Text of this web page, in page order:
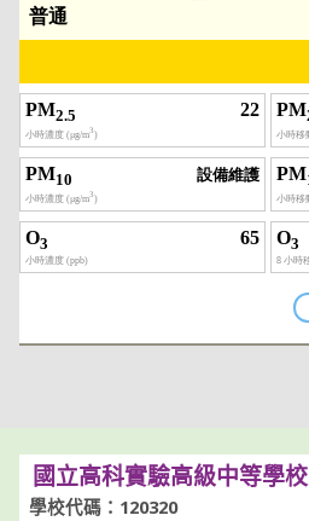
國立高科實驗高級中等學校
學校代碼：120320